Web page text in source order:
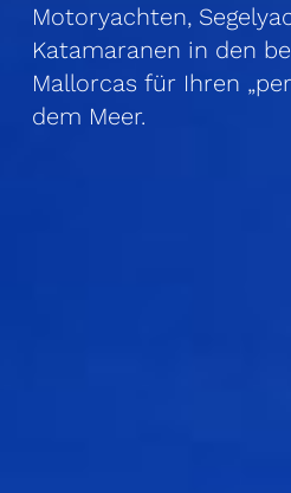
Motor­yachten,
Katamaranen in den
Mallorcas für Ihren
dem Meer.